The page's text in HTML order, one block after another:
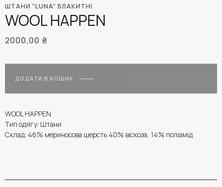
ШТАНИ "LUNA" БЛАКИТНІ
WOOL HAPPEN
2000,00 ₴
ДОДАТИ В КОШИК
WOOL HAPPEN
Тип одягу: Штани
Склад: 46% мериносова шерсть 40% віскоза, 14% поліамід